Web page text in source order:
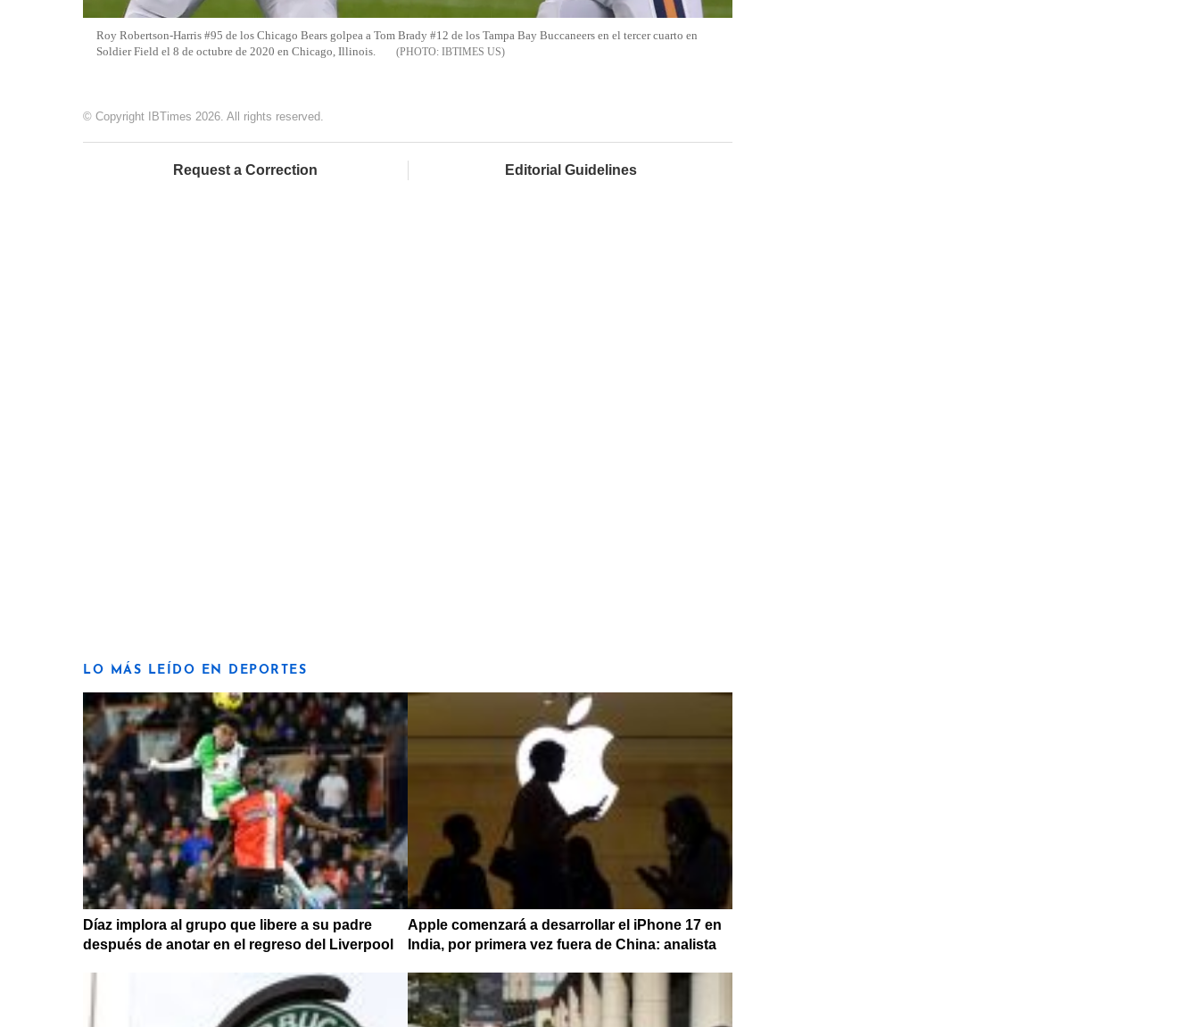
Roy Robertson-Harris #95 de los Chicago Bears golpea a Tom Brady #12 de los Tampa Bay Buccaneers en el tercer cuarto en
Soldier Field el 8 de octubre de 2020 en Chicago, Illinois.
IBTIMES US
© Copyright IBTimes 2026. All rights reserved.
Request a Correction Editorial Guidelines
LO MÁS LEÍDO EN DEPORTES
Díaz implora al grupo que libere a su padre
después de anotar en el regreso del Liverpool
Apple comenzará a desarrollar el iPhone 17 en
India, por primera vez fuera de China: analista